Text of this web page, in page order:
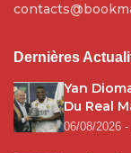
Dernières
Yan
Du Real
06/08/2026